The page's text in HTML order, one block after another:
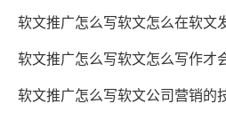
软文推广怎么写软文怎么在软文
软文推广怎么写软文怎么写作才
软文推广怎么写软文公司营销的